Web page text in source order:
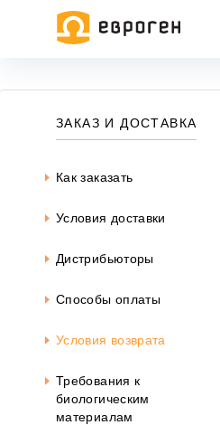
ЗАКАЗ И ДОСТАВКА
Как заказать
Условия доставки
Дистрибьюторы
Способы оплаты
Условия возврата
Требования к
биологическим
материалам
Информация,
437 ГК РФ.